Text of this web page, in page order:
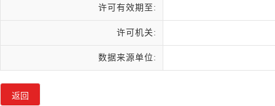
许可有效期至:
许可机关:
数据来源单位: